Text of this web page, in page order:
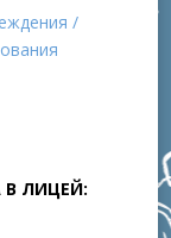
/
ЛИЦЕЙ: